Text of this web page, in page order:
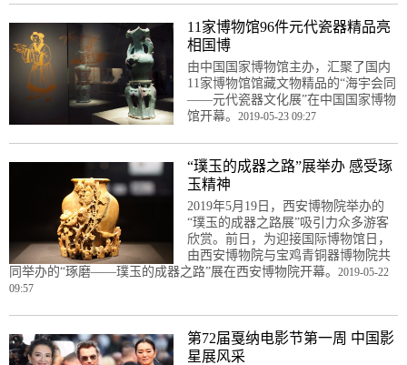
11家博物馆96件元代瓷器精品亮
相国博
由中国国家博物馆主办，汇聚了国内
11家博物馆馆藏文物精品的“海宇会同
——元代瓷器文化展”在中国国家博物
馆开幕。 2019-05-23 09:27
“璞玉的成器之路”展举办 感受琢
玉精神
2019年5月19日，西安博物院举办的
“璞玉的成器之路展”吸引力众多游客
欣赏。前日，为迎接国际博物馆日，
由西安博物院与宝鸡青铜器博物院共
同举办的“琢磨——璞玉的成器之路”展在西安博物院开幕。 2019-05-22
09:57
第72届戛纳电影节第一周 中国影
星展风采